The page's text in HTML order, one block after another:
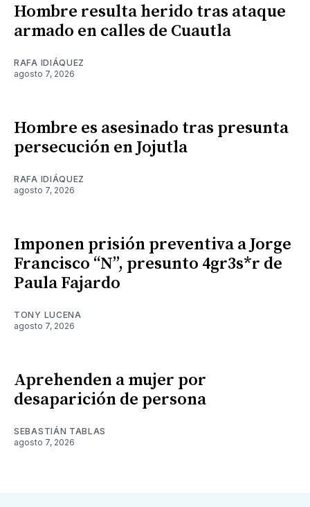
Hombre resulta herido tras ataque
armado en calles de Cuautla
RAFA IDIÁQUEZ
agosto 7, 2026
Hombre es asesinado tras presunta
persecución en Jojutla
RAFA IDIÁQUEZ
agosto 7, 2026
Imponen prisión preventiva a Jorge
Francisco “N”, presunto 4gr3s*r de
Paula Fajardo
TONY LUCENA
agosto 7, 2026
Aprehenden a mujer por
desaparición de persona
SEBASTIÁN TABLAS
agosto 7, 2026